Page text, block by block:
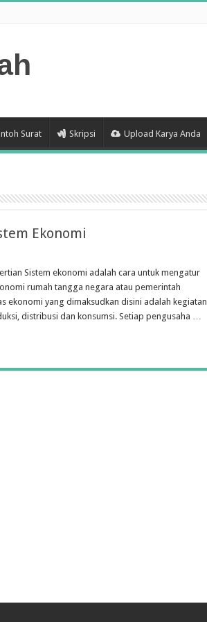
Surat Skripsi Upload Karya Anda
Ekonomi
Sistem ekonomi adalah cara untuk mengatur
rumah tangga nega­ra atau pemerintah
ekonomi yang dimaksudkan disini adalah kegiatan
distribusi dan konsumsi. Setiap pengusaha …